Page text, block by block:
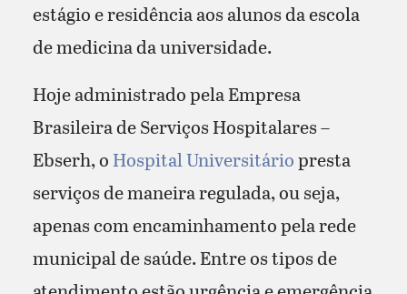
estágio e residência aos alunos da escola
de medicina da universidade.
Hoje administrado pela Empresa
Brasileira de Serviços Hospitalares –
Ebserh, o Hospital Universitáriopresta
serviços de maneira regulada, ou seja,
apenas com encaminhamento pela rede
municipal de saúde. Entre os tipos de